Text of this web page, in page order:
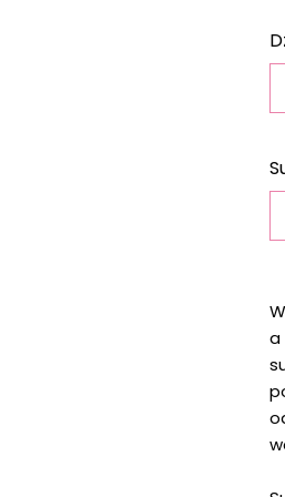
a